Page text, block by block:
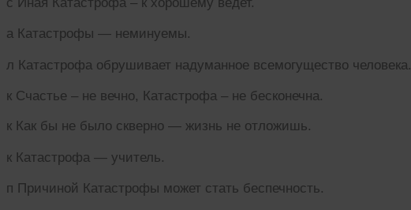
а Катастрофы — неминуемы.
л Катастрофа обрушивает надуманное всемогущество человека.
к Счастье – не вечно, Катастрофа – не бесконечна.
к Как бы не было скверно — жизнь не отложишь.
к Катастрофа — учитель.
п Причиной Катастрофы может стать беспечность.